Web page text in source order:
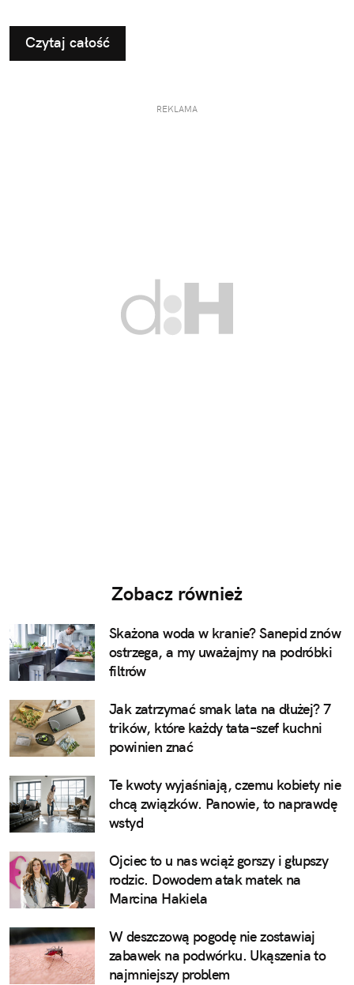
Czytaj całość
REKLAMA
Zobacz również
Skażona woda w kranie? Sanepid znów
ostrzega, a my uważajmy na podróbki
filtrów
Jak zatrzymać smak lata na dłużej? 7
trików, które każdy tata–szef kuchni
powinien znać
Te kwoty wyjaśniają, czemu kobiety nie
chcą związków. Panowie, to naprawdę
wstyd
Ojciec to u nas wciąż gorszy i głupszy
rodzic. Dowodem atak matek na
Marcina Hakiela
W deszczową pogodę nie zostawiaj
zabawek na podwórku. Ukąszenia to
najmniejszy problem